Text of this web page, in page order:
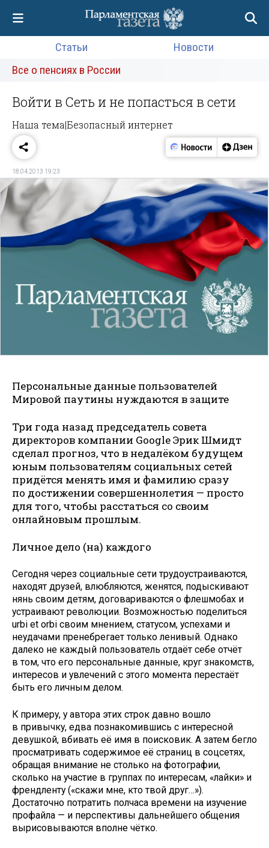
Статьи
Новости
Все о пенсиях в России
Войти в Сеть и не попасться в сети
Наша тема|Безопасный интернет
18.04.2013 19:23
Персональные данные пользователей
Мировой паутины нуждаются в защите
Три года назад председатель совета
директоров компании Google Эрик Шмидт
сделал прогноз, что в недалёком будущем
юным пользователям социальных сетей
придётся менять имя и фамилию сразу
по достижении совершеннолетия — просто
для того, чтобы расстаться со своим
онлайновым прошлым.
Личное дело (на) каждого
Сегодня через социальные сети трудоустраиваются,
находят друзей, влюбляются, женятся, подыскивают
нянь своим детям, договариваются о флешмобах и
устраивают революции. Возможностью поделиться
urbi et orbi своим мнением, статусом, успехами и
неудачами пренебрегает только ленивый. Однако
далеко не каждый пользователь отдаёт себе отчёт
в том, что его персональные данные, круг знакомств,
интересов и увлечений с этого момента перестаёт
быть его личным делом.
К примеру, у автора этих строк давно вошло
в привычку, едва познакомившись с интересной
девушкой, вбивать её имя в поисковик. А затем бегло
просматривать содержимое её страниц в соцсетях,
обращая внимание не столько на фотографии,
сколько на участие в группах по интересам, «лайки» и
френдленту («скажи мне, кто твой друг…»).
Достаточно потратить полчаса времени на изучение
профайла — и перспективы дальнейшего общения
вырисовываются вполне чётко.